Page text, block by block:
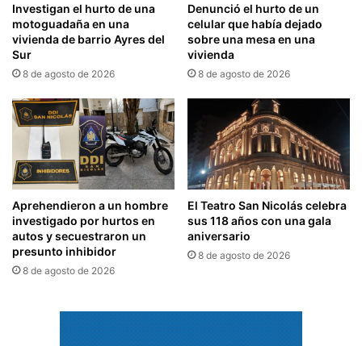
Investigan el hurto de una
motoguadaña en una
vivienda de barrio Ayres del
Sur
8 de agosto de 2026
Denunció el hurto de un
celular que había dejado
sobre una mesa en una
vivienda
8 de agosto de 2026
Aprehendieron a un hombre
investigado por hurtos en
autos y secuestraron un
presunto inhibidor
8 de agosto de 2026
El Teatro San Nicolás celebra
sus 118 años con una gala
aniversario
8 de agosto de 2026